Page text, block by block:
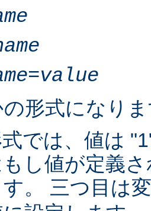
=value
形式になり
では、値は
し値が定義
す。 三つ目は